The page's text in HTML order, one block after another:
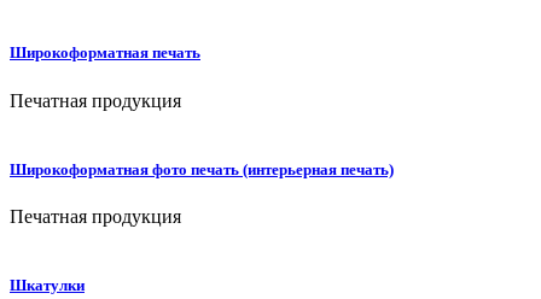
Широкоформатная печать
Печатная продукция
Широкоформатная фото печать (интерьерная печать)
Печатная продукция
Шкатулки